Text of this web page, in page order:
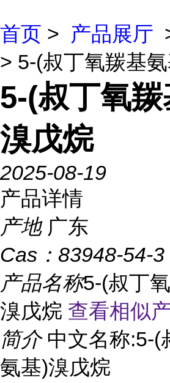
首页 > 产品展厅
> 5-(叔丁氧羰基
5-(叔丁氧
溴戊烷
2025-08-19
产品详情
产地 广东
Cas： 83948-54-3
产品名称5-(叔丁
溴戊烷 查看相似
简介 中文名称:5-(
氨基)溴戊烷